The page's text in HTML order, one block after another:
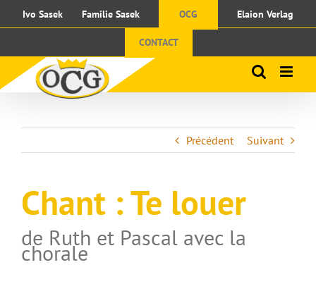
Passer
au
Ivo Sasek Familie Sasek OCG Elaion Verlag
CONTACT
Précédent Suivant
Chant : Te louer
de Ruth et Pascal avec la
chorale